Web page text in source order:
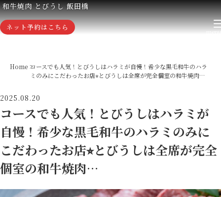
和牛焼肉 とびうし 飯田橋
ネット予約はこちら
Home コースでも人気！とびうしはハラミが自慢！希少な黒毛和牛のハラ
ミのみにこだわったお店⭐︎とびうしは全席が完全個室の和牛焼肉…
2025.08.20
コースでも人気！とびうしはハラミが
自慢！希少な黒毛和牛のハラミのみに
こだわったお店⭐︎とびうしは全席が完全
個室の和牛焼肉…